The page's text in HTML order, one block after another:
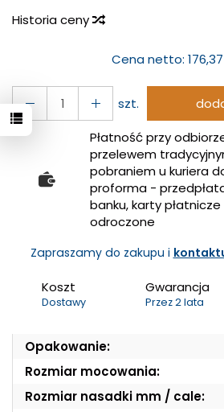
Historia ceny
Cena netto:
szt.
Płatność przy
przelewem
pobraniem u kuriera
proforma -
banku, karty
odroczone
Zapraszamy do zakupu i
Koszt
Dostawy
Gwarancja
Przez 2 lata
Opakowanie:
Rozmiar mocowania:
Rozmiar nasadki mm / cale: